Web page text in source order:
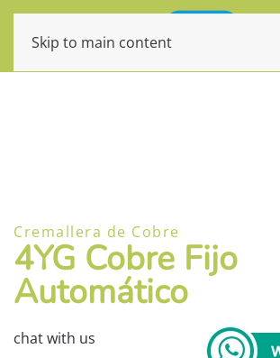
Skip to main content
Cremallera de Cobre
4YG Cobre Fijo
Automático
chat with us